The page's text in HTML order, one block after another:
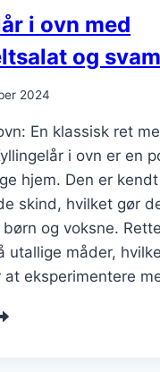
i ovn med
og
2024
En klassisk ret
i ovn er en
hjem. Den er
skind, hvilket gør
og voksne.
utallige måder,
at eksperimentere